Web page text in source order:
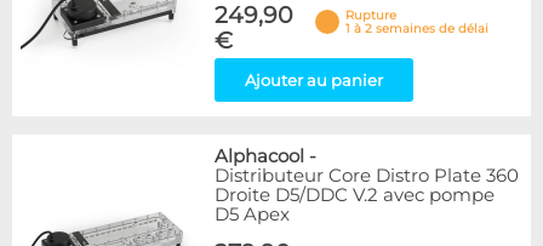
249,90
€
Rupture
1 à 2 semaines de délai
Ajouter au panier
Alphacool -
Distributeur Core Distro Plate 360
Droite D5/DDC V.2 avec pompe
D5 Apex